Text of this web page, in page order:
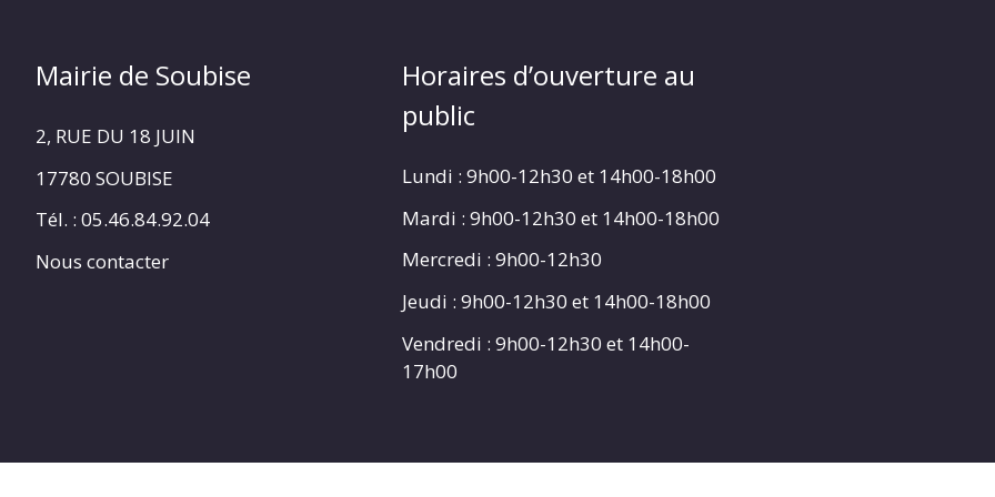
Mairie de Soubise
2, RUE DU 18 JUIN
17780 SOUBISE
Tél. : 05.46.84.92.04
Nous contacter
Horaires d’ouverture au
public
Lundi : 9h00-12h30 et 14h00-18h00
Mardi : 9h00-12h30 et 14h00-18h00
Mercredi : 9h00-12h30
Jeudi : 9h00-12h30 et 14h00-18h00
Vendredi : 9h00-12h30 et 14h00-
17h00